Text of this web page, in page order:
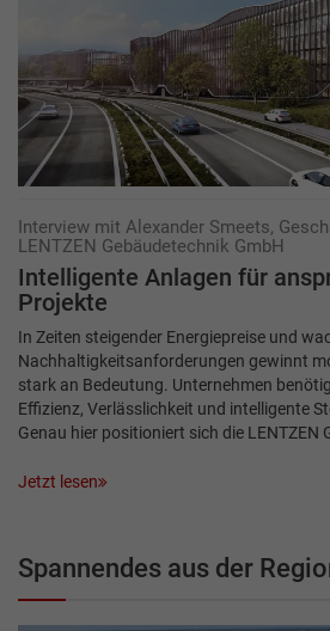
Interview mit Alexander Smeets,
LENTZEN Gebäudetechnik GmbH
Intelligente Anlagen für
Projekte
In Zeiten steigender Energiepreise und
Nachhaltigkeitsanforderungen gewinnt
stark an Bedeutung. Unternehmen
Effizienz, Verlässlichkeit und intelligente
Genau hier positioniert sich die LENTZEN
Jetzt lesen
Spannendes aus der